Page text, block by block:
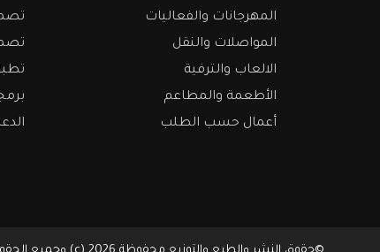
المهرجانات والفعاليات
المواصلات والنقل
الالعاب والترفية
الأطعمة والمطاعم
أعمال حسب الطلب